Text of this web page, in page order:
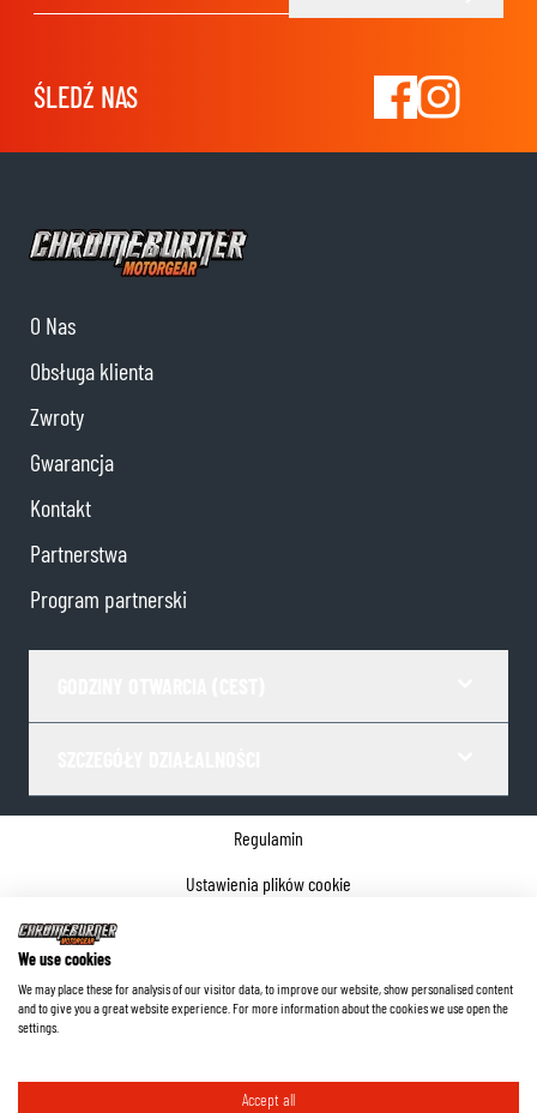
ŚLEDŹ NAS
O Nas
Obsługa klienta
Zwroty
Gwarancja
Kontakt
Partnerstwa
Program partnerski
Regulamin
Ustawienia plików cookie
©2026ChromeBurner - Wszelkie prawa zastrzeżone.
We use cookies
We may place these for analysis of our visitor data, to improve our website, show personalised content
and to give you a great website experience. For more information about the cookies we use open the
settings.
Accept all